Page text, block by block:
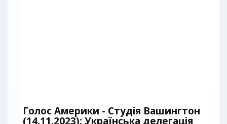
Голос Америки - Студія Вашингтон
(14.11.2023): Українська делегація